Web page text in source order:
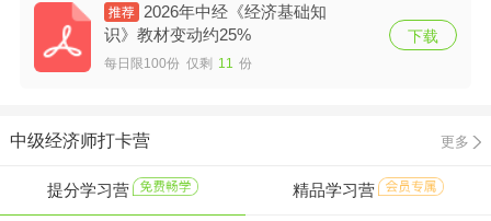
2026年中经《经济基础知
识》教材变动约25%
每日限100份 仅剩 11 份
下载
中级经济师打卡营 更多
提分学习营 精品学习营